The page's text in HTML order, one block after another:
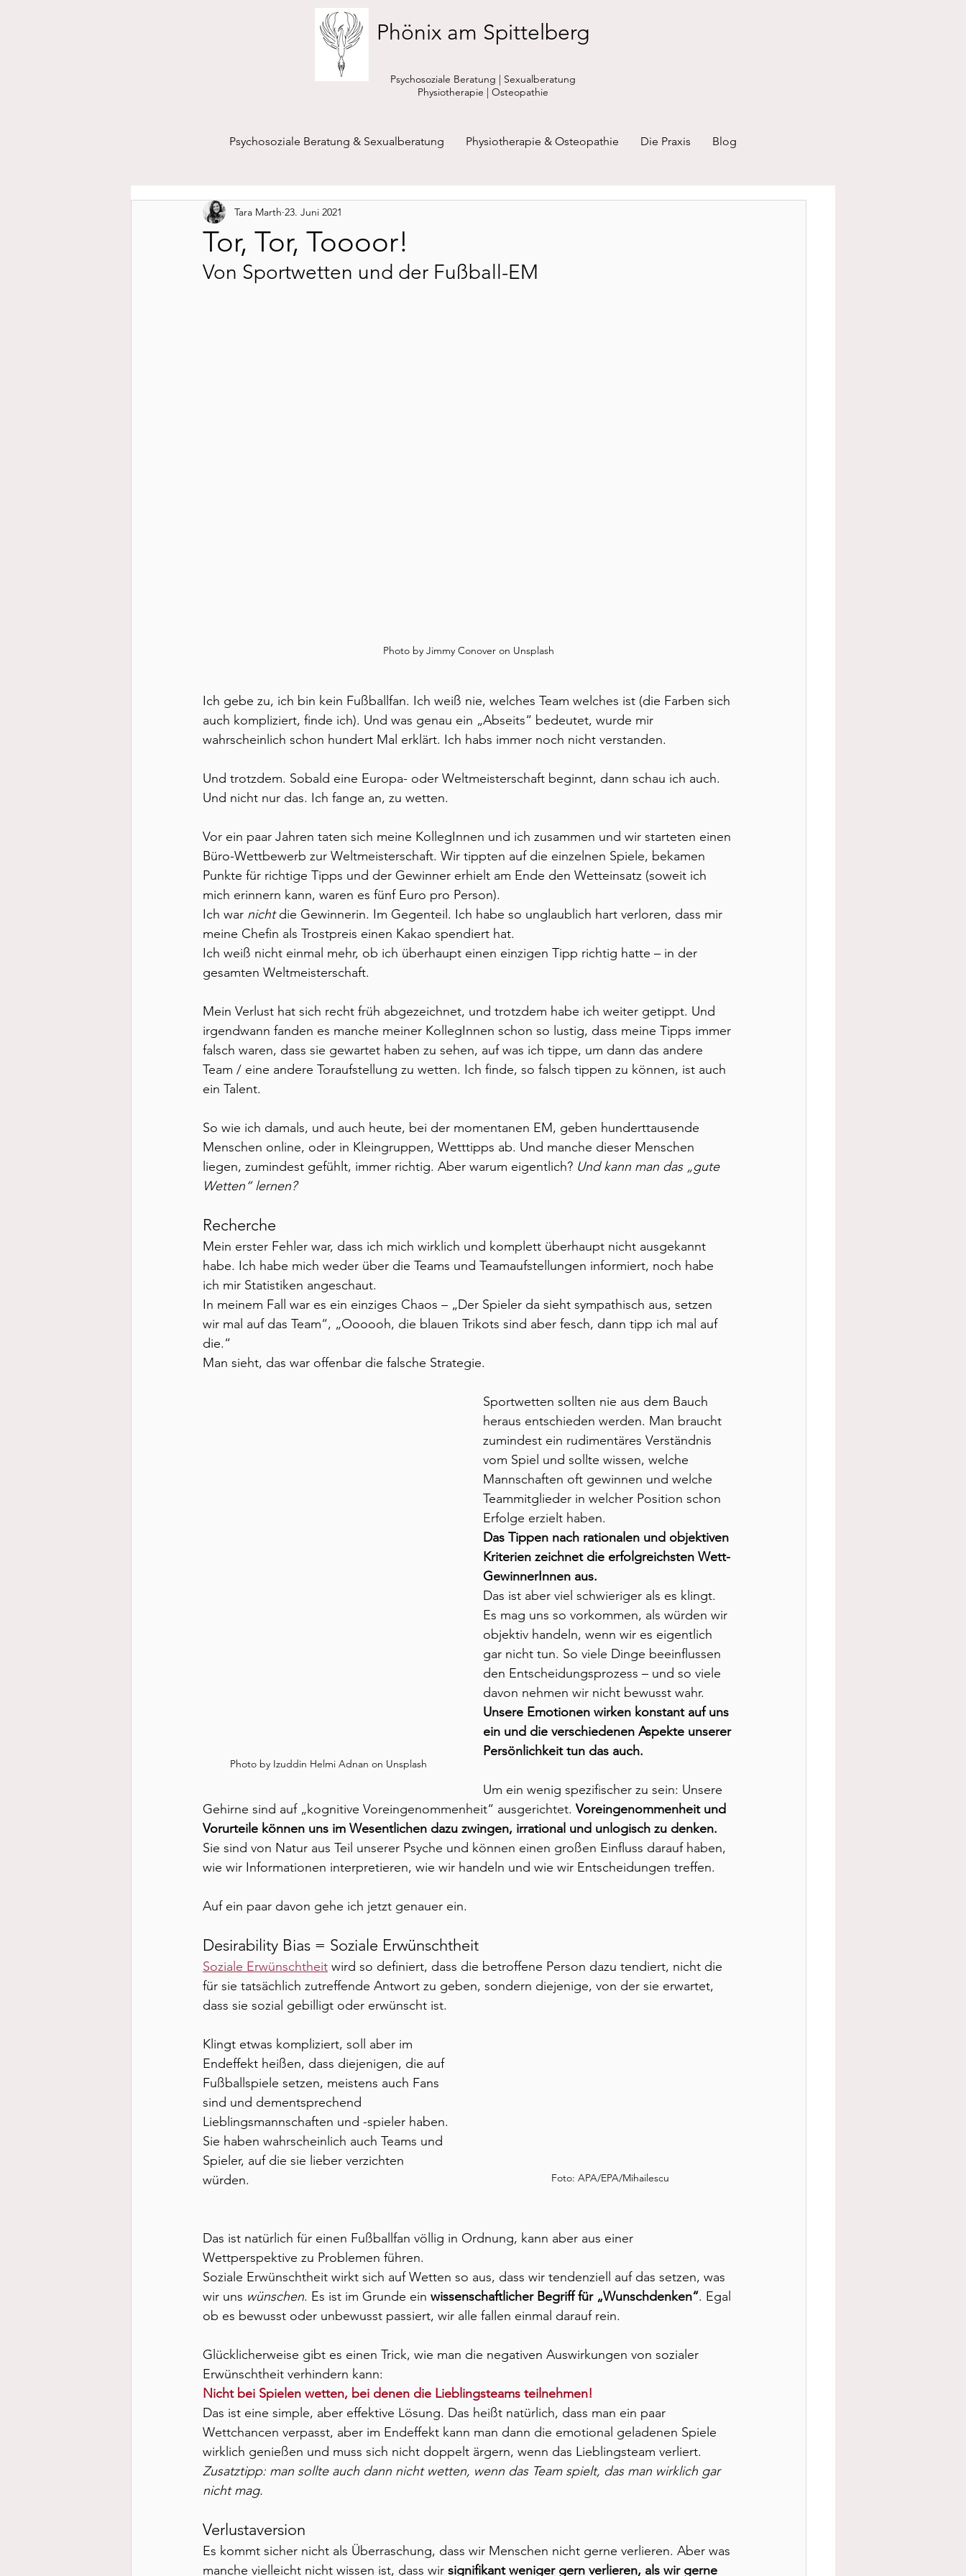
Phönix am Spittelberg
Psychosoziale Beratung | Sexualberatung
Physiotherapie | Osteopathie
Psychosoziale Beratung & Sexualberatung Physiotherapie & Osteopathie Die Praxis Blog
Tor, Tor, Toooor!
Tara Marth 23. Juni 2021
Von Sportwetten und der Fußball-EM
Photo by Jimmy Conover on Unsplash
Ich gebe zu, ich bin kein Fußballfan. Ich weiß nie, welches Team welches ist (die Farben sich
auch kompliziert, finde ich). Und was genau ein „Abseits“ bedeutet, wurde mir
wahrscheinlich schon hundert Mal erklärt. Ich habs immer noch nicht verstanden.
Und trotzdem. Sobald eine Europa- oder Weltmeisterschaft beginnt, dann schau ich auch.
Und nicht nur das. Ich fange an, zu wetten.
Vor ein paar Jahren taten sich meine KollegInnen und ich zusammen und wir starteten einen
Büro-Wettbewerb zur Weltmeisterschaft. Wir tippten auf die einzelnen Spiele, bekamen
Punkte für richtige Tipps und der Gewinner erhielt am Ende den Wetteinsatz (soweit ich
mich erinnern kann, waren es fünf Euro pro Person).
Ich war nicht die Gewinnerin. Im Gegenteil. Ich habe so unglaublich hart verloren, dass mir
meine Chefin als Trostpreis einen Kakao spendiert hat.
Ich weiß nicht einmal mehr, ob ich überhaupt einen einzigen Tipp richtig hatte – in der
gesamten Weltmeisterschaft.
Mein Verlust hat sich recht früh abgezeichnet, und trotzdem habe ich weiter getippt. Und
irgendwann fanden es manche meiner KollegInnen schon so lustig, dass meine Tipps immer
falsch waren, dass sie gewartet haben zu sehen, auf was ich tippe, um dann das andere
Team / eine andere Toraufstellung zu wetten. Ich finde, so falsch tippen zu können, ist auch
ein Talent.
So wie ich damals, und auch heute, bei der momentanen EM, geben hunderttausende
Menschen online, oder in Kleingruppen, Wetttipps ab. Und manche dieser Menschen
liegen, zumindest gefühlt, immer richtig. Aber warum eigentlich? Und kann man das „gute
Wetten“ lernen?
Recherche
Mein erster Fehler war, dass ich mich wirklich und komplett überhaupt nicht ausgekannt
habe. Ich habe mich weder über die Teams und Teamaufstellungen informiert, noch habe
ich mir Statistiken angeschaut.
In meinem Fall war es ein einziges Chaos – „Der Spieler da sieht sympathisch aus, setzen
wir mal auf das Team“, „Oooooh, die blauen Trikots sind aber fesch, dann tipp ich mal auf
die.“
Man sieht, das war offenbar die falsche Strategie.
Photo by Izuddin Helmi Adnan on Unsplash
Sportwetten sollten nie aus dem Bauch
heraus entschieden werden. Man braucht
zumindest ein rudimentäres Verständnis
vom Spiel und sollte wissen, welche
Mannschaften oft gewinnen und welche
Teammitglieder in welcher Position schon
Erfolge erzielt haben.
Das Tippen nach rationalen und objektiven
Kriterien zeichnet die erfolgreichsten Wett-
GewinnerInnen aus.
Das ist aber viel schwieriger als es klingt.
Es mag uns so vorkommen, als würden wir
objektiv handeln, wenn wir es eigentlich
gar nicht tun. So viele Dinge beeinflussen
den Entscheidungsprozess – und so viele
davon nehmen wir nicht bewusst wahr.
Unsere Emotionen wirken konstant auf uns
ein und die verschiedenen Aspekte unserer
Persönlichkeit tun das auch.
Um ein wenig spezifischer zu sein: Unsere
Gehirne sind auf „kognitive Voreingenommenheit“ ausgerichtet. Voreingenommenheit und
Vorurteile können uns im Wesentlichen dazu zwingen, irrational und unlogisch zu denken.
Sie sind von Natur aus Teil unserer Psyche und können einen großen Einfluss darauf haben,
wie wir Informationen interpretieren, wie wir handeln und wie wir Entscheidungen treffen.
Auf ein paar davon gehe ich jetzt genauer ein.
Desirability Bias = Soziale Erwünschtheit
Soziale Erwünschtheit wird so definiert, dass die betroffene Person dazu tendiert, nicht die
für sie tatsächlich zutreffende Antwort zu geben, sondern diejenige, von der sie erwartet,
dass sie sozial gebilligt oder erwünscht ist.
Foto: APA/EPA/Mihailescu
Klingt etwas kompliziert, soll aber im
Endeffekt heißen, dass diejenigen, die auf
Fußballspiele setzen, meistens auch Fans
sind und dementsprechend
Lieblingsmannschaften und -spieler haben.
Sie haben wahrscheinlich auch Teams und
Spieler, auf die sie lieber verzichten
würden.
Das ist natürlich für einen Fußballfan völlig in Ordnung, kann aber aus einer
Wettperspektive zu Problemen führen.
Soziale Erwünschtheit wirkt sich auf Wetten so aus, dass wir tendenziell auf das setzen, was
wir uns wünschen. Es ist im Grunde ein wissenschaftlicher Begriff für „Wunschdenken“. Egal
ob es bewusst oder unbewusst passiert, wir alle fallen einmal darauf rein.
Glücklicherweise gibt es einen Trick, wie man die negativen Auswirkungen von sozialer
Erwünschtheit verhindern kann:
Nicht bei Spielen wetten, bei denen die Lieblingsteams teilnehmen!
Das ist eine simple, aber effektive Lösung. Das heißt natürlich, dass man ein paar
Wettchancen verpasst, aber im Endeffekt kann man dann die emotional geladenen Spiele
wirklich genießen und muss sich nicht doppelt ärgern, wenn das Lieblingsteam verliert.
Zusatztipp: man sollte auch dann nicht wetten, wenn das Team spielt, das man wirklich gar
nicht mag.
Verlustaversion
Es kommt sicher nicht als Überraschung, dass wir Menschen nicht gerne verlieren. Aber was
manche vielleicht nicht wissen ist, dass wir signifikant weniger gern verlieren, als wir gerne